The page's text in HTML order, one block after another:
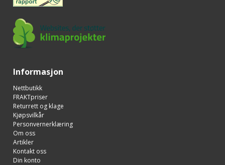
Informasjon
Nettbutikk
FRAKTpriser
Returrett og klage
Kjøpsvilkår
Personvernerklæring
Om oss
Artikler
Kontakt oss
Din konto